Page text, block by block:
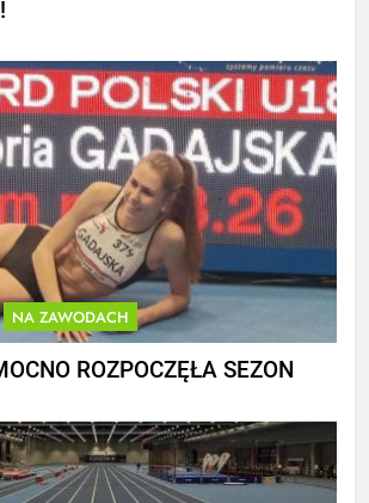
NA ZAWODACH
ROZPOCZĘŁA SEZON